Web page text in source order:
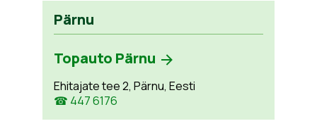
Pärnu
Topauto Pärnu
Ehitajate tee 2, Pärnu, Eesti
☎ 447 6176